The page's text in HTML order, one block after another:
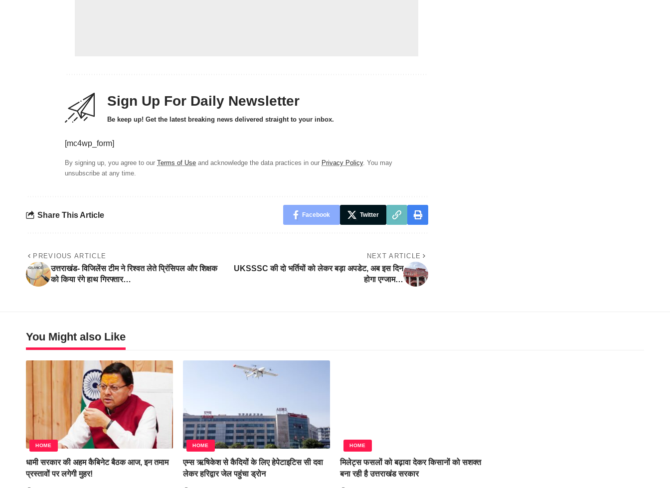
Sign Up For Daily Newsletter
Be keep up! Get the latest breaking news delivered straight to your inbox.
[mc4wp_form]
By signing up, you agree to our Terms of Use and acknowledge the data practices in our Privacy Policy. You may
unsubscribe at any time.
Share This Article Facebook Twitter
PREVIOUS ARTICLE
उत्तराखंड- विजिलेंस टीम ने रिश्वत लेते प्रिंसिपल और शिक्षक
को किया रंगे हाथ गिरफ्तार…
NEXT ARTICLE
UKSSSC की दो भर्तियों को लेकर बड़ा अपडेट, अब इस दिन
होगा एग्जाम…
You Might also Like
HOME
धामी सरकार की अहम कैबिनेट बैठक आज, इन तमाम
प्रस्तावों पर लगेगी मुहर!
HOME
एम्स ऋषिकेश से कैदियों के लिए हेपेटाइटिस सी दवा
लेकर हरिद्वार जेल पहुंचा ड्रोन
HOME
मिलेट्स फसलों को बढ़ावा देकर किसानों को सशक्त
बना रही है उत्तराखंड सरकार